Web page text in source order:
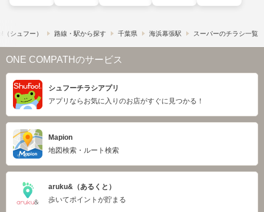
シュフー） 路線・駅から探す 千葉県 海浜幕張駅 スーパーのチラシ一覧
ONE COMPATHのサービス
シュフーチラシアプリ
アプリならお気に入りのお店がすぐに見つかる！
Mapion
地図検索・ルート検索
aruku&（あるくと）
歩いてポイントが貯まる